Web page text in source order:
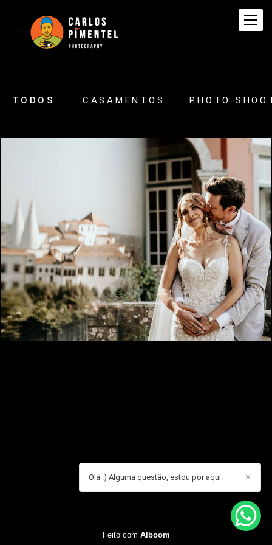
TODOS CASAMENTOS PHOTO
✕
Olá :) Alguma questão, estou por aqui.
Feito com Alboom